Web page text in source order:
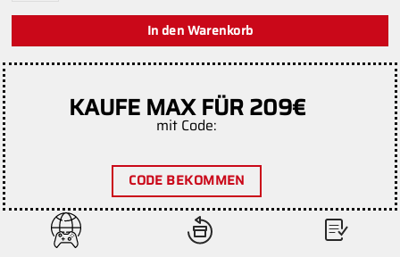
In den Warenkorb
KAUFE MAX FÜR 209€
mit Code:
CODE BEKOMMEN